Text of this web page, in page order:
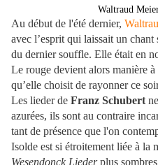
Waltraud
Au début de l'été dernier,
avec l’esprit qui laissait un chant
du dernier souffle. Elle était en
Le rouge devient alors manière
qu’elle choisit de rayonner ce
Les lieder de Franz Schubert
azurées, ils sont au contraire
tant de présence que l'on
Isolde est si étroitement liée à la
Wesendonck Liederplus